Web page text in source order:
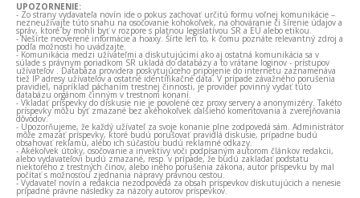
UPOZORNENIE:
- Zo strany vydavateľa novín ide o pokus zachovať určitú formu voľnej komunikácie –
nezneužívajte túto snahu na osočovanie kohokoľvek, na ohováranie či šírenie údajov a
správ, ktoré by mohli byť v rozpore s platnou legislatívou SR a EÚ alebo etikou.
- Nešírte neoverené informácie a hoaxy. Šírte len to, k čomu poznáte relevantný zdroj a
podľa možnosti ho uvádzajte.
- Komunikácia medzi užívateľmi a diskutujúcimi ako aj ostatná komunikácia sa v
súlade s právnym poriadkom SR ukladá do databázy a to vrátane loginov - prístupov
užívateľov . Databáza providera poskytujúceho pripojenie do internetu zaznamenáva
tiež IP adresy užívateľov a ostatné identifikačné dáta. V prípade závažného porušenia
pravidiel, napríklad páchaním trestnej činnosti, je provider povinný vydať túto
databázu orgánom činným v trestnom konaní.
- Vkladať príspevky do diskusie nie je povolené cez proxy servery a anonymizéry. Takéto
príspevky môžu byť zmazané bez akéhokoľvek ďalšieho komentovania a zverejňovania
dôvodov.
- Upozorňujeme, že každý užívateľ za svoje konanie plne zodpovedá sám. Administrátor
môže zmazať príspevky, ktoré budú porušovať pravidlá diskusie, prípadne budú
obsahovať reklamu, alebo ich súčasťou budú reklamné odkazy.
- Akékoľvek útoky, osočovanie a invektívy voči podpísaným autorom článkov redakcii,
alebo vydavateľovi budú zmazané, resp. v prípade, že budú zakladať podstatu
niektorého z trestných činov, alebo iného porušenia zákona, autor príspevku by mal
počítať s možnosťou zjednania nápravy právnou cestou.
- Vydavateľ novín a redakcia nezodpovedá za obsah príspevkov diskutujúcich a nenesie
prípadné právne následky za názory autorov príspevkov.